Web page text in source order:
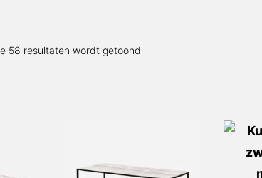
58 resultaten wordt getoond